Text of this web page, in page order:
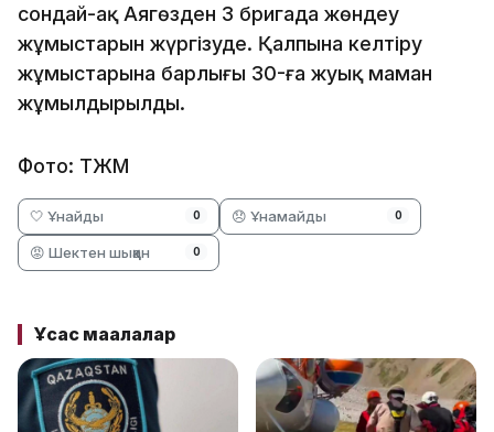
сондай-ақ Аягөзден 3 бригада жөндеу
жұмыстарын жүргізуде. Қалпына келтіру
жұмыстарына барлығы 30-ға жуық маман
жұмылдырылды.
Фото: ТЖМ
🤍 Ұнайды 0 😞 Ұнамайды 0
😡 Шектен шыққан 0
Ұқсас мақалалар